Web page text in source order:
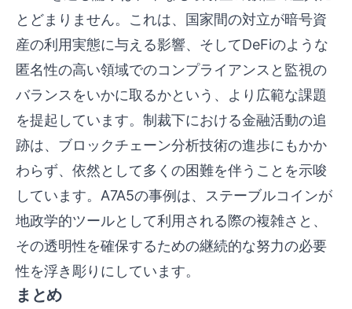
とどまりません。これは、国家間の対立が暗号資
産の利用実態に与える影響、そしてDeFiのような
匿名性の高い領域でのコンプライアンスと監視の
バランスをいかに取るかという、より広範な課題
を提起しています。制裁下における金融活動の追
跡は、ブロックチェーン分析技術の進歩にもかか
わらず、依然として多くの困難を伴うことを示唆
しています。A7A5の事例は、ステーブルコインが
地政学的ツールとして利用される際の複雑さと、
その透明性を確保するための継続的な努力の必要
性を浮き彫りにしています。
まとめ